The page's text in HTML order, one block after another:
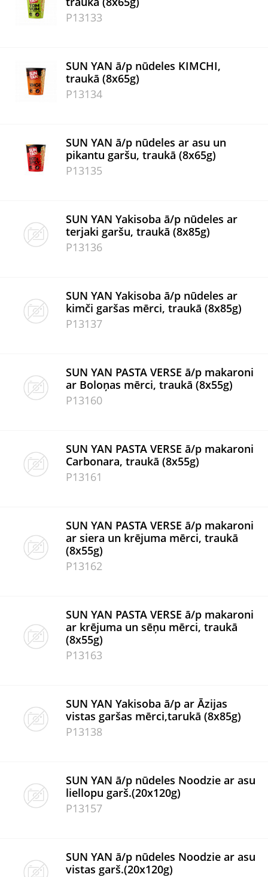
P13133
SUN YAN ā/p nūdeles KIMCHI,
traukā (8x65g)
P13134
SUN YAN ā/p nūdeles ar asu un
pikantu garšu, traukā (8x65g)
P13135
SUN YAN Yakisoba ā/p nūdeles ar
terjaki garšu, traukā (8x85g)
P13136
SUN YAN Yakisoba ā/p nūdeles ar
kimči garšas mērci, traukā (8x85g)
P13137
SUN YAN PASTA VERSE ā/p makaroni
ar Boloņas mērci, traukā (8x55g)
P13160
SUN YAN PASTA VERSE ā/p makaroni
Carbonara, traukā (8x55g)
P13161
SUN YAN PASTA VERSE ā/p makaroni
ar siera un krējuma mērci, traukā
(8x55g)
P13162
SUN YAN PASTA VERSE ā/p makaroni
ar krējuma un sēņu mērci, traukā
(8x55g)
P13163
SUN YAN Yakisoba ā/p ar Āzijas
vistas garšas mērci,tarukā (8x85g)
P13138
SUN YAN ā/p nūdeles Noodzie ar asu
liellopu garš.(20x120g)
P13157
SUN YAN ā/p nūdeles Noodzie ar asu
vistas garš.(20x120g)